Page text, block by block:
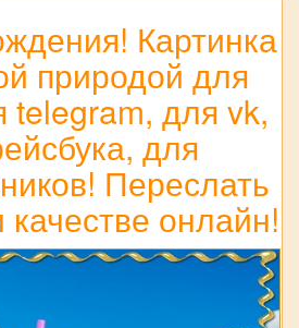
Картинка
природой для
telegram, для vk,
для
Переслать
онлайн!